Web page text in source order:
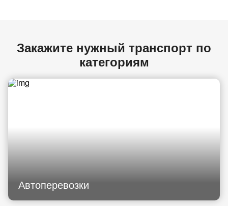
Закажите нужный транспорт по
категориям
Автоперевозки